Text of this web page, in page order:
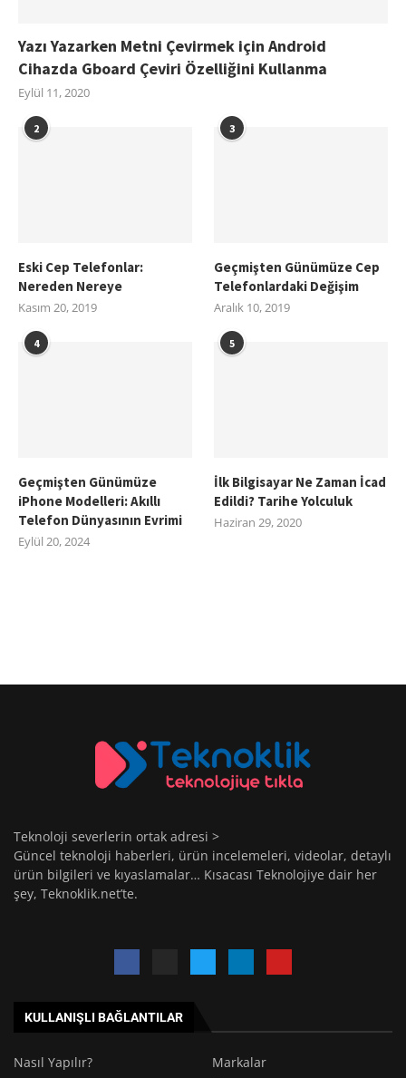
Yazı Yazarken Metni Çevirmek için Android
Cihazda Gboard Çeviri Özelliğini Kullanma
Eylül 11, 2020
2
Eski Cep Telefonlar:
Nereden Nereye
Kasım 20, 2019
3
Geçmişten Günümüze Cep
Telefonlardaki Değişim
Aralık 10, 2019
4
Geçmişten Günümüze
iPhone Modelleri: Akıllı
Telefon Dünyasının Evrimi
Eylül 20, 2024
5
İlk Bilgisayar Ne Zaman İcad
Edildi? Tarihe Yolculuk
Haziran 29, 2020
Teknoloji severlerin ortak adresi >
Güncel teknoloji haberleri, ürün incelemeleri, videolar, detaylı
ürün bilgileri ve kıyaslamalar… Kısacası Teknolojiye dair her
şey, Teknoklik.net’te.
KULLANIŞLI BAĞLANTILAR
Nasıl Yapılır?
Markalar